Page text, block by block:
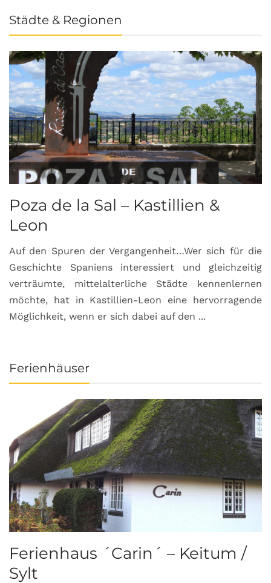
Städte & Regionen
Poza de la Sal – Kastillien &
Leon
Auf den Spuren der Vergangenheit…Wer sich für die
Geschichte Spaniens interessiert und gleichzeitig
verträumte, mittelalterliche Städte kennenlernen
möchte, hat in Kastillien-Leon eine hervorragende
Möglichkeit, wenn er sich dabei auf den ...
Ferienhäuser
Ferienhaus ´Carin´ – Keitum /
Sylt